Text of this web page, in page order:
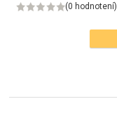
(0 hodnotení)